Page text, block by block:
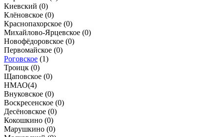
Киевский (0)
Клёновское (0)
Краснопахорское (0)
Михайлово-Ярцевское (0)
Новофёдоровское (0)
Первомайское (0)
Роговское (1)
Троицк (0)
Щаповское (0)
НМАО(4)
Внуковское (0)
Воскресенское (0)
Десёновское (0)
Кокошкино (0)
Марушкино (0)